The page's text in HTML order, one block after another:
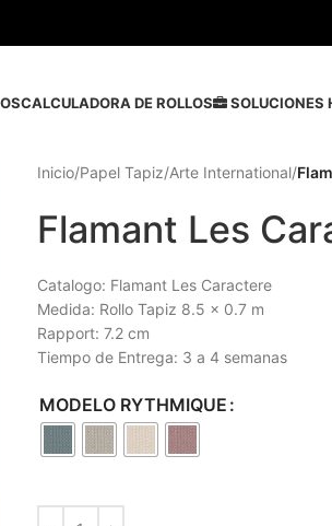
CALCULADORA DE ROLLOS SOLUCIONES
Inicio/Papel Tapiz/Arte International/
Flamant Les
Catalogo: Flamant Les Caractere
Medida: Rollo Tapiz 8.5 x 0.7 m
Rapport: 7.2 cm
Tiempo de Entrega: 3 a 4 semanas
MODELO RYTHMIQUE